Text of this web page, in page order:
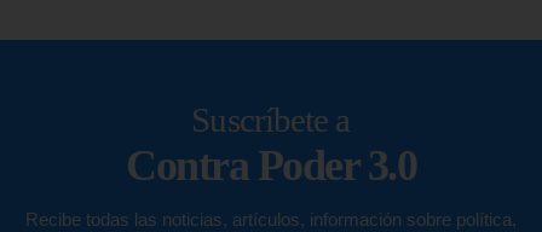
Suscríbete a
Contra Poder 3.0
Recibe todas las noticias, artículos, información sobre política,